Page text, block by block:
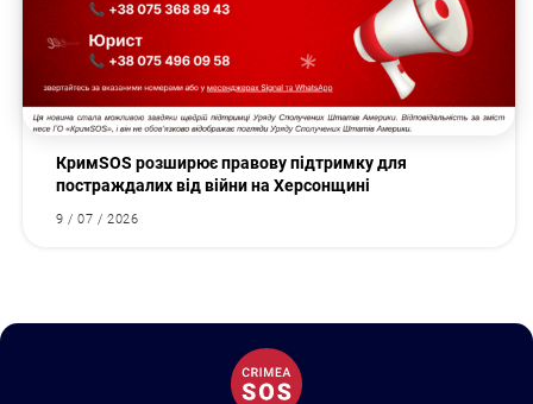
КримSOS розширює правову підтримку для
постраждалих від війни на Херсонщині
9 / 07 / 2026